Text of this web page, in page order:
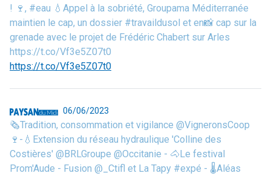
! 🍷, #eau 💧Appel à la sobriété, Groupama Méditerranée
maintien le cap, un dossier #travaildusol et en📸 cap sur la
grenade avec le projet de Frédéric Chabert sur Arles
https://t.co/Vf3e5Z07t0
https://t.co/Vf3e5Z07t0
06/06/2023
🗞️Tradition, consommation et vigilance @VigneronsCoop
🍷-💧Extension du réseau hydraulique 'Colline des
Costières' @BRLGroupe @Occitanie - 🐴Le festival
Prom'Aude - Fusion @_Ctifl et La Tapy #expé - 🌡️Aléas